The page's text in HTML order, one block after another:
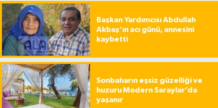
Başkan Yardımcısı Abdullah
Akbaş’ın acı günü, annesini
kaybetti
Sonbaharın eşsiz güzelliği ve
huzuru Modern Saraylar’da
yaşanır